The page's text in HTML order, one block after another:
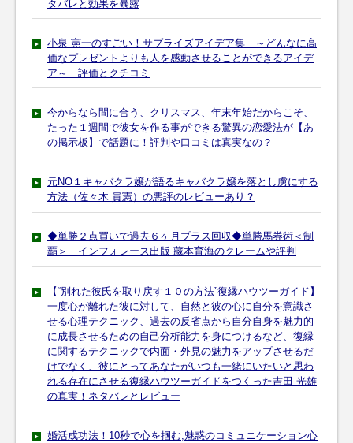
タバレと効果を暴露
小泉 憲一のすごい！サプライズアイデア集 ～どんなに高
価なプレゼントよりも人を感動させることができるアイデ
ア～ 評価とクチコミ
今からなら間に合う、クリスマス、年末年始だからこそ、
たった１週間で彼女を作る事ができる驚異の恋愛法が【あ
の掲示板】で話題に！評判や口コミは真実なの？
元NO１キャバクラ嬢が語るキャバクラ嬢を落とし虜にする
方法（佐々木 貴憲）の悪評のレビューあり？
◆単勝２点買いで過去６ヶ月プラス回収◆単勝馬券術＜制
覇＞ インフォレース出版 藏本育海のクレームや評判
【“別れた彼氏を取り戻す１０の方法”復縁ハウツーガイド】
一度心が離れた彼に対して、自然と彼の心に自分を意識さ
せる心理テクニック、過去の反省点から自分自身を魅力的
に成長させるための自己分析能力を身につけるなど、復縁
に関するテクニックで内面・外見の魅力をアップさせるだ
けでなく、彼にとってあなたがいつも一緒にいたいと思わ
れる存在にさせる復縁ハウツーガイドをつくった吉田 光雄
の真実！ネタバレとレビュー
婚活成功法！10秒で心を掴む,魅惑のコミュニケーション心